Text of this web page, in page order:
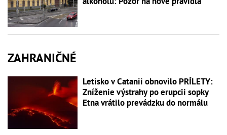
ZAHRANIČNÉ
Letisko v Catanii obnovilo PRÍLETY:
Zníženie výstrahy po erupcii sopky
Etna vrátilo prevádzku do normálu